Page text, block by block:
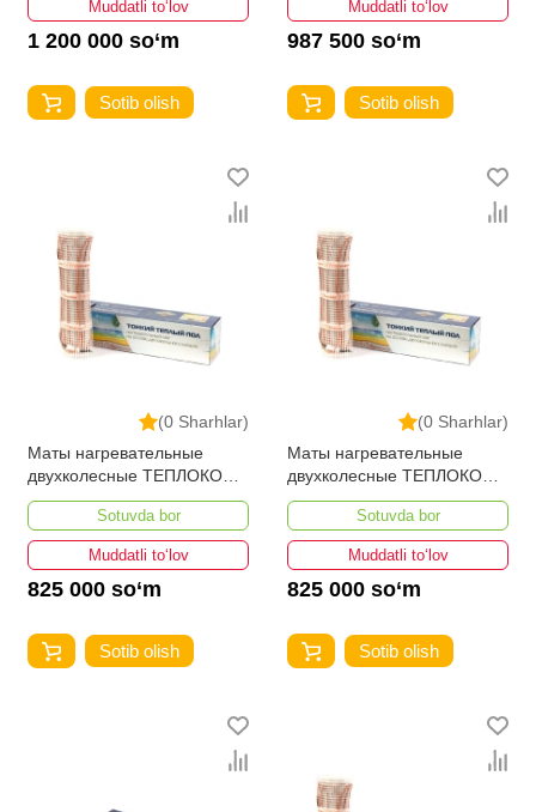
Muddatli to‘lov
1 200 000 so‘m
Sotib olish
Muddatli to‘lov
987 500 so‘m
Sotib olish
(0 Sharhlar)
Маты нагревательные
двухколесные ТЕПЛОКОМ
МНД-3,5-560 ВТ
Sotuvda bor
Muddatli to‘lov
825 000 so‘m
Sotib olish
(0 Sharhlar)
Маты нагревательные
двухколесные ТЕПЛОКОМ
МНД-3,0 - 480 Вт
Sotuvda bor
Muddatli to‘lov
825 000 so‘m
Sotib olish